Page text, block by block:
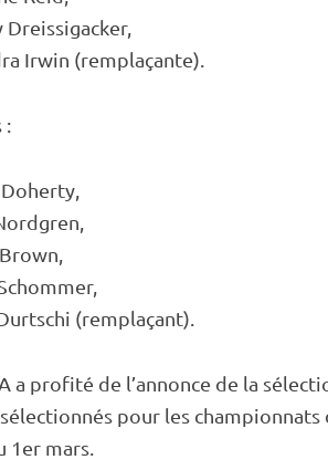
Dreissigacker,
Irwin (remplaçante).
:
(remplaçant).
a profité de l’annonce de la
pour les championnats
1er mars.